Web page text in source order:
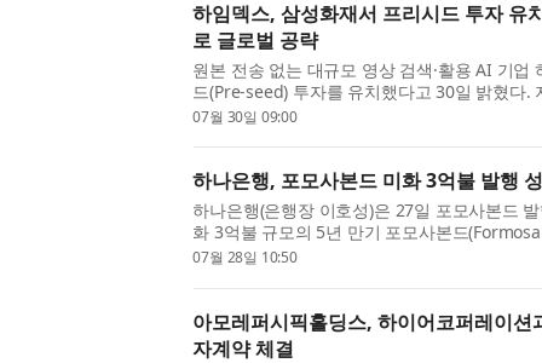
하임덱스, 삼성화재서 프리시드 투자 유
로 글로벌 공략
원본 전송 없는 대규모 영상 검색·활용 AI 기
드(Pre-seed) 투자를 유치했다고 30일 밝혔다.
투자를 기점으로 하임덱스는 B2B 영상 분석 시
07월 30일 09:00
하나은행, 포모사본드 미화 3억불 발행
하나은행(은행장 이호성)은 27일 포모사본드
화 3억불 규모의 5년 만기 포모사본드
하나은행의 이번 포모사본드 발행은 2019년 6
07월 28일 10:50
아모레퍼시픽홀딩스, 하이어코퍼레이션
자계약 체결